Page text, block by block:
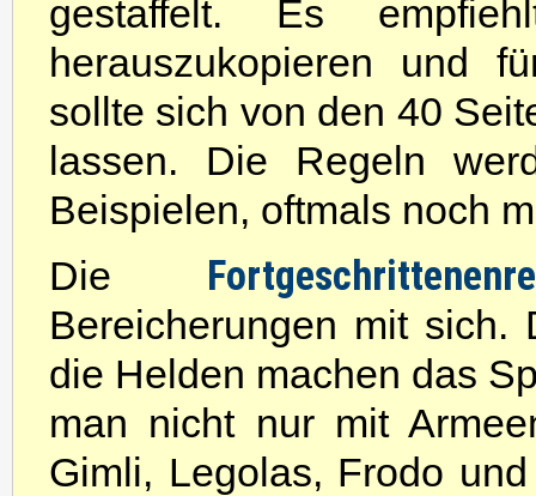
gestaffelt. Es
herauszukopieren und
sollte sich von den 40
lassen. Die Regeln
Beispielen, oftmals noch
Die
Bereicherungen mit sich.
die Helden machen das
man nicht nur mit
Gimli, Legolas, Frodo